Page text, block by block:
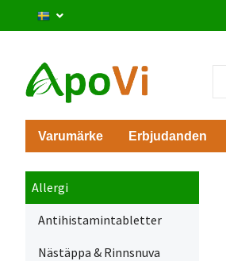
Varumärke Erbjudanden
Allergi
Antihistamintabletter
Nästäppa & Rinnsnuva